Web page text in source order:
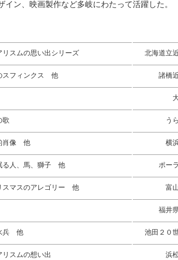
イン、映画製作など多岐にわたって活躍した。
リスムの思い出シリーズ 北海道立
スフィンクス 他 諸橋
歌 う
肖像 他 横
る人、馬、獅子 他 ポー
スマスのアレゴリー 他 富
福井
兵 他 池田２０
スムの想い出 浜